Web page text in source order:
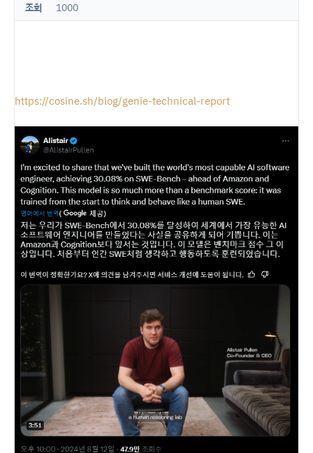
조회
1000
https://cosine.sh/blog/genie-technical-report